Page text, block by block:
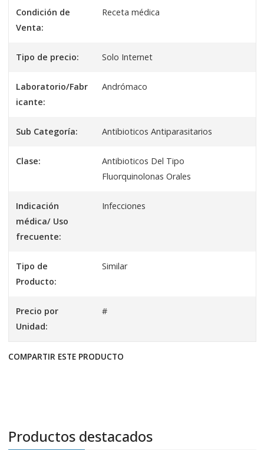
Condición de
Venta:
Receta médica
Tipo de precio: Solo Internet
Laboratorio/Fabr
icante:
Andrómaco
Sub Categoría: Antibioticos Antiparasitarios
Clase:
Antibioticos Del Tipo
Fluorquinolonas Orales
Indicación
médica/ Uso
frecuente:
Infecciones
Tipo de
Producto:
Similar
Precio por
Unidad:
#
COMPARTIR ESTE PRODUCTO
Productos destacados